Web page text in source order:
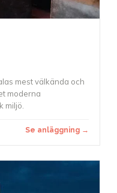
mest välkända och
moderna
miljö.
Se anläggning →